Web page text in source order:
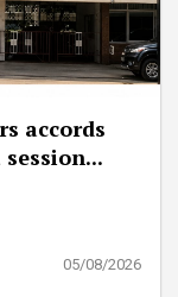
accords
05/08/2026